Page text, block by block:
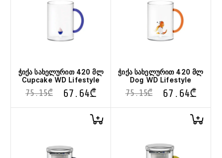
ჭიქა სახელურით 420 მლ
Cupcake WD Lifestyle
75.15₾ 67.64₾
ჭიქა სახელურით 420 მლ
Dog WD Lifestyle
75.15₾ 67.64₾